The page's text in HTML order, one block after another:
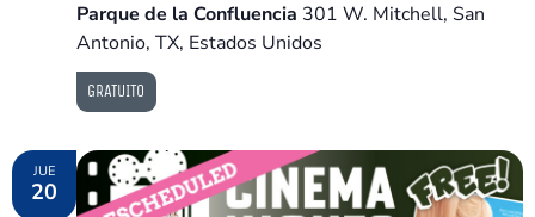
Parque de la Confluencia 301 W. Mitchell, San
Antonio, TX, Estados Unidos
GRATUITO
JUE
20